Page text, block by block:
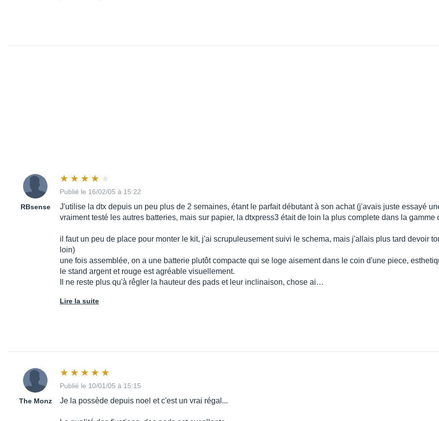
RBsense
Publié le 16/02/05 à 15:22
J'utilise la dtx depuis un peu plus de 2 semaines, étant le parfait débutant à son achat (j'avais juste essayé
vraiment testé les autres batteries, mais sur papier, la dtxpress3 était de loin la plus complete dans la gamme
il faut un peu de place pour monter le kit, j'ai scrupuleusement suivi le schema, mais j'allais plus tard devoir
loin)
une fois assemblée, on a une batterie plutôt compacte qui se loge aisement dans le coin d'une piece,
le stand argent et rouge est agréable visuellement.
Il ne reste plus qu'à rêgler la hauteur des pads et leur inclinaison, chose ai…
Lire la suite
The Monz
Publié le 10/01/05 à 15:15
Je la possède depuis noel et c'est un vrai régal...